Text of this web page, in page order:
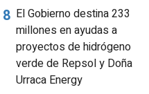
El Gobierno destina 233
millones en ayudas a
proyectos de hidrógeno
verde de Repsol y Doña
Urraca Energy